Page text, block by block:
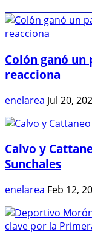
Colón ganó
reacciona
enelarea Jul 20,
Calvo y
Sunchales
enelarea Feb 12,